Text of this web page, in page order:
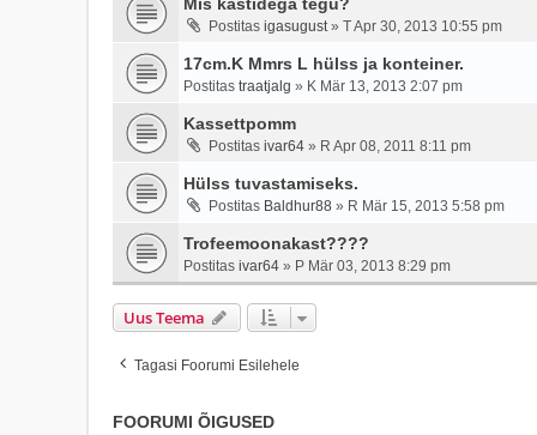
Postitas igasugust» T Apr 30, 2013 10:55 pm
17cm.K Mmrs L hülss ja konteiner.
Postitas traatjalg » K Mär 13, 2013 2:07 pm
Kassettpomm
Postitas ivar64 » R Apr 08, 2011 8:11 pm
Hülss tuvastamiseks.
Postitas Baldhur88 » R Mär 15, 2013 5:58 pm
Trofeemoonakast????
Postitas ivar64 » P Mär 03, 2013 8:29 pm
Uus Teema
Tagasi Foorumi Esilehele
FOORUMI ÕIGUSED